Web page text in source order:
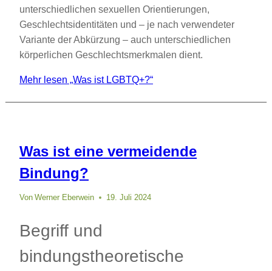
unterschiedlichen sexuellen Orientierungen,
Geschlechtsidentitäten und – je nach verwendeter
Variante der Abkürzung – auch unterschiedlichen
körperlichen Geschlechtsmerkmalen dient.
Mehr lesen „Was ist LGBTQ+?“
Was ist eine vermeidende
Bindung?
Von Werner Eberwein 19. Juli 2024
Begriff und
bindungstheoretische